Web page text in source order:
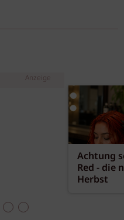
Anzeige
Achtung
Red - die
Herbst